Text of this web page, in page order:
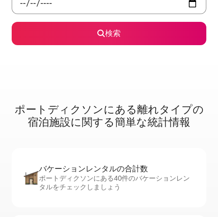
検索
ポートディクソンに⁠あ⁠る離⁠れ⁠タ⁠イ⁠プ⁠の
宿⁠泊⁠施⁠設⁠に関⁠す⁠る簡⁠単⁠な統⁠計⁠情⁠報
バケーションレ⁠ン⁠タ⁠ル⁠の合⁠計⁠数
ポートディクソンにある40件のバケーションレン
タルをチェックしましょう